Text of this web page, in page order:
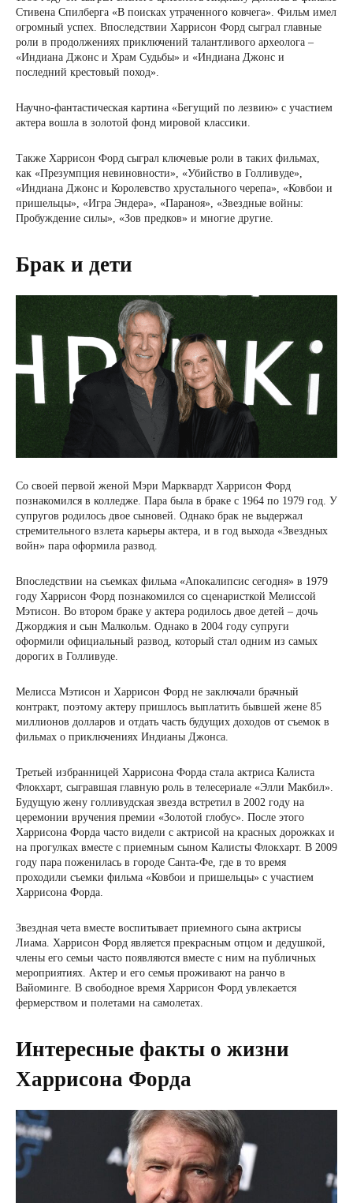
Стивена Спилберга «В поисках утраченного ковчега». Фильм имел
огромный успех. Впоследствии Харрисон Форд сыграл главные
роли в продолжениях приключений талантливого археолога –
«Индиана Джонс и Храм Судьбы» и «Индиана Джонс и
последний крестовый поход».
Научно-фантастическая картина «Бегущий по лезвию» с участием
актера вошла в золотой фонд мировой классики.
Также Харрисон Форд сыграл ключевые роли в таких фильмах,
как «Презумпция невиновности», «Убийство в Голливуде»,
«Индиана Джонс и Королевство хрустального черепа», «Ковбои и
пришельцы», «Игра Эндера», «Параноя», «Звездные войны:
Пробуждение силы», «Зов предков» и многие другие.
Брак и дети
Со своей первой женой Мэри Марквардт Харрисон Форд
познакомился в колледже. Пара была в браке с 1964 по 1979 год. У
супругов родилось двое сыновей. Однако брак не выдержал
стремительного взлета карьеры актера, и в год выхода «Звездных
войн» пара оформила развод.
Впоследствии на съемках фильма «Апокалипсис сегодня» в 1979
году Харрисон Форд познакомился со сценаристкой Мелиссой
Мэтисон. Во втором браке у актера родилось двое детей – дочь
Джорджия и сын Малкольм. Однако в 2004 году супруги
оформили официальный развод, который стал одним из самых
дорогих в Голливуде.
Мелисса Мэтисон и Харрисон Форд не заключали брачный
контракт, поэтому актеру пришлось выплатить бывшей жене 85
миллионов долларов и отдать часть будущих доходов от съемок в
фильмах о приключениях Индианы Джонса.
Третьей избранницей Харрисона Форда стала актриса Калиста
Флокхарт, сыгравшая главную роль в телесериале «Элли Макбил».
Будущую жену голливудская звезда встретил в 2002 году на
церемонии вручения премии «Золотой глобус». После этого
Харрисона Форда часто видели с актрисой на красных дорожках и
на прогулках вместе с приемным сыном Калисты Флокхарт. В 2009
году пара поженилась в городе Санта-Фе, где в то время
проходили съемки фильма «Ковбои и пришельцы» с участием
Харрисона Форда.
Звездная чета вместе воспитывает приемного сына актрисы
Лиама. Харрисон Форд является прекрасным отцом и дедушкой,
члены его семьи часто появляются вместе с ним на публичных
мероприятиях. Актер и его семья проживают на ранчо в
Вайоминге. В свободное время Харрисон Форд увлекается
фермерством и полетами на самолетах.
Интересные факты о жизни
Харрисона Форда